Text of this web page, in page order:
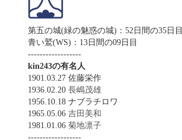
第五の城(緑の魅惑の城)：52日間の35日目
青い鷲(WS)：13日間の09日目
------------------
kin243の有名人
1901.03.27 佐藤栄作
1936.02.20 長嶋茂雄
1956.10.18 ナブラチロワ
1965.05.06 吉田美和
1981.01.06 菊地凛子
------------------